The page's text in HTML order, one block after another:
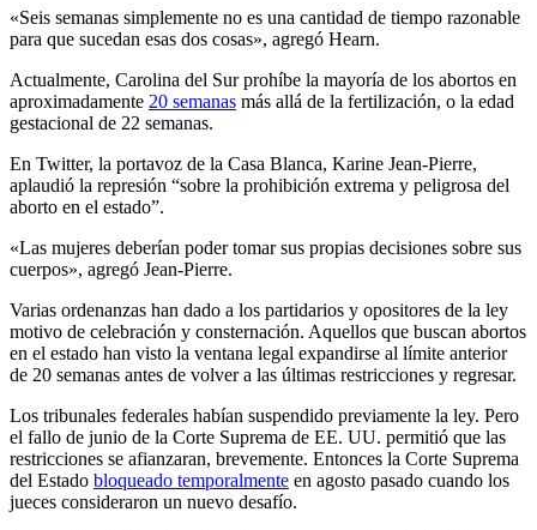
«Seis semanas simplemente no es una cantidad de tiempo razonable
para que sucedan esas dos cosas», agregó Hearn.
Actualmente, Carolina del Sur prohíbe la mayoría de los abortos en
aproximadamente 20 semanas más allá de la fertilización, o la edad
gestacional de 22 semanas.
En Twitter, la portavoz de la Casa Blanca, Karine Jean-Pierre,
aplaudió la represión “sobre la prohibición extrema y peligrosa del
aborto en el estado”.
«Las mujeres deberían poder tomar sus propias decisiones sobre sus
cuerpos», agregó Jean-Pierre.
Varias ordenanzas han dado a los partidarios y opositores de la ley
motivo de celebración y consternación. Aquellos que buscan abortos
en el estado han visto la ventana legal expandirse al límite anterior
de 20 semanas antes de volver a las últimas restricciones y regresar.
Los tribunales federales habían suspendido previamente la ley. Pero
el fallo de junio de la Corte Suprema de EE. UU. permitió que las
restricciones se afianzaran, brevemente. Entonces la Corte Suprema
del Estado bloqueado temporalmente en agosto pasado cuando los
jueces consideraron un nuevo desafío.